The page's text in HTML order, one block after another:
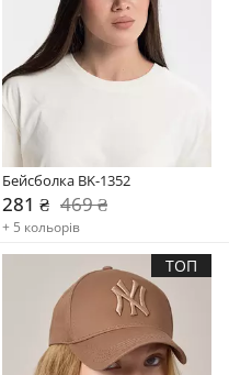
Бейсболка BK-1352
281 ₴ 469 ₴
+ 5 кольорів
ТОП